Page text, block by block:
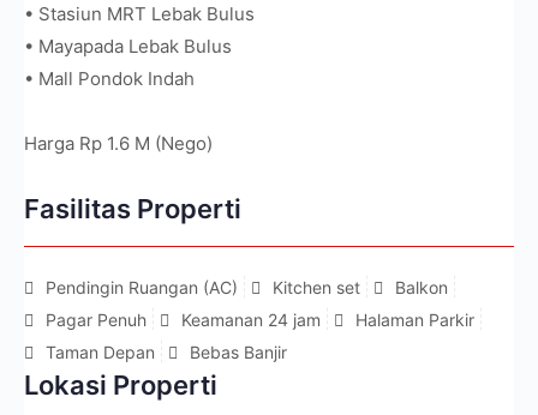
• Stasiun MRT Lebak Bulus
• Mayapada Lebak Bulus
• Mall Pondok Indah
Harga Rp 1.6 M (Nego)
Fasilitas Properti
Pendingin Ruangan (AC) Kitchen set
Balkon
Pagar Penuh
Keamanan 24 jam
Halaman Parkir
Taman Depan
Bebas Banjir
Lokasi Properti